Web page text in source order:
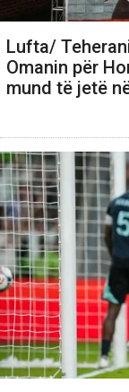
Lufta/
Omanin për
mund të jetë